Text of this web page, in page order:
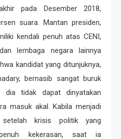
pada Desember 2018,
suara. Mantan presiden,
kendali penuh atas CENI,
lembaga negara lainnya
kandidat yang ditunjuknya,
bernasib sangat buruk
dia tidak dapat dinyatakan
masuk akal. Kabila menjadi
krisis politik yang
kekerasan, saat ia